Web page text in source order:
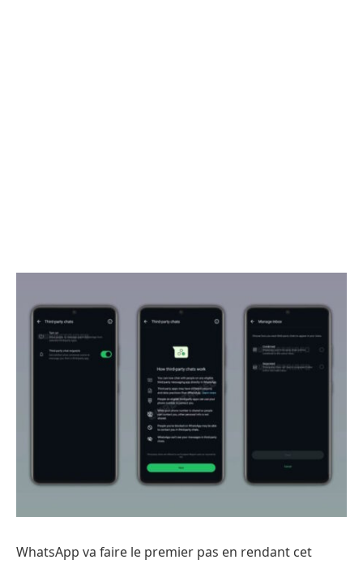
WhatsApp va faire le premier pas en rendant cet